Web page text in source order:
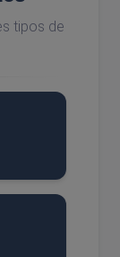
tipos de